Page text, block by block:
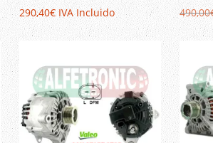
290,40€ IVA Incluido
490,00